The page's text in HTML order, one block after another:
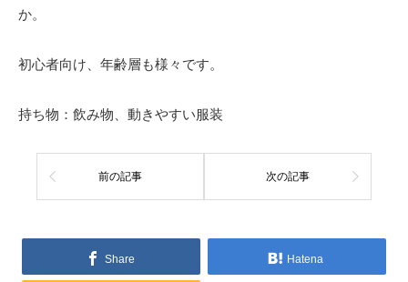
か。
初心者向け、年齢層も様々です。
持ち物：飲み物、動きやすい服装
前の記事 次の記事
Share Hatena